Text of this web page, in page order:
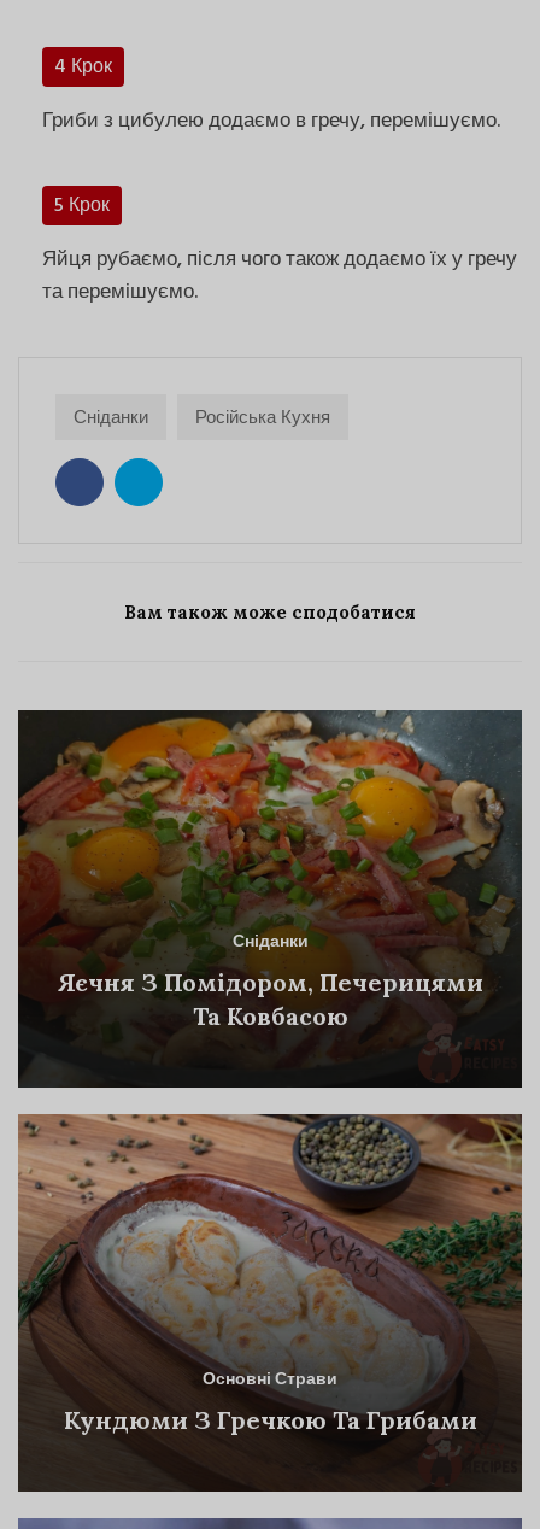
4 Крок
Гриби з цибулею додаємо в гречу, перемішуємо.
5 Крок
Яйця рубаємо, після чого також додаємо їх у гречу
та перемішуємо.
Сніданки Російська Кухня
Вам також може сподобатися
Сніданки
Яєчня З Помідором, Печерицями
Та Ковбасою
Основні Страви
Кундюми З Гречкою Та Грибами